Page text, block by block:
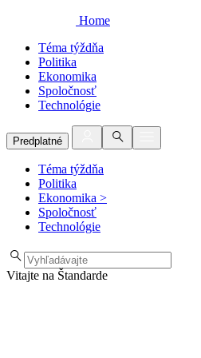
Home
Téma týždňa
Politika
Ekonomika
Spoločnosť
Technológie
Predplatné
Téma týždňa
Politika
Ekonomika >
Spoločnosť
Technológie
Vitajte na Štandarde